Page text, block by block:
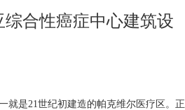
合性癌症中心建筑设
就是21世纪初建造的帕克维尔医疗区。正